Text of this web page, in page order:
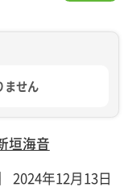
ません
垣海音
2024年12月13日